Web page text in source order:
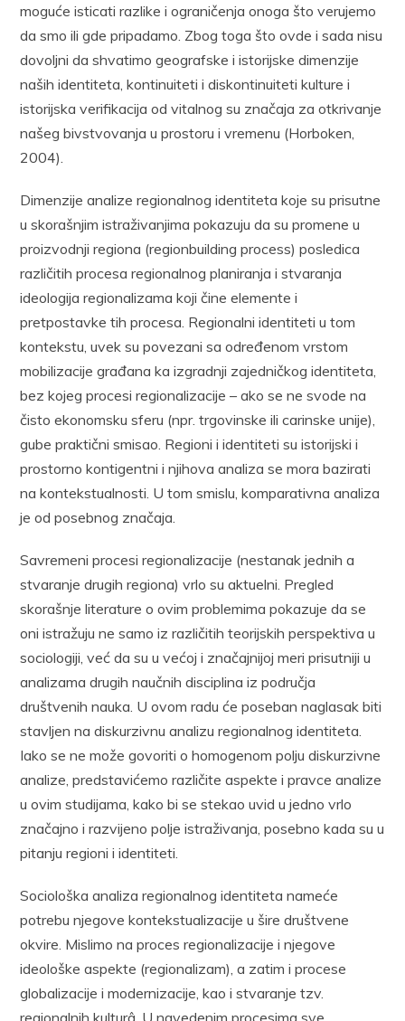
moguće isticati razlike i ograničenja onoga što verujemo
da smo ili gde pripadamo. Zbog toga što ovde i sada nisu
dovoljni da shvatimo geografske i istorijske dimenzije
naših identiteta, kontinuiteti i diskontinuiteti kulture i
istorijska verifikacija od vitalnog su značaja za otkrivanje
našeg bivstvovanja u prostoru i vremenu (Horboken,
2004).
Dimenzije analize regionalnog identiteta koje su prisutne
u skorašnjim istraživanjima pokazuju da su promene u
proizvodnji regiona (regionbuilding process) posledica
različitih procesa regionalnog planiranja i stvaranja
ideologija regionalizama koji čine elemente i
pretpostavke tih procesa. Regionalni identiteti u tom
kontekstu, uvek su povezani sa određenom vrstom
mobilizacije građana ka izgradnji zajedničkog identiteta,
bez kojeg procesi regionalizacije – ako se ne svode na
čisto ekonomsku sferu (npr. trgovinske ili carinske unije),
gube praktični smisao. Regioni i identiteti su istorijski i
prostorno kontigentni i njihova analiza se mora bazirati
na kontekstualnosti. U tom smislu, komparativna analiza
je od posebnog značaja.
Savremeni procesi regionalizacije (nestanak jednih a
stvaranje drugih regiona) vrlo su aktuelni. Pregled
skorašnje literature o ovim problemima pokazuje da se
oni istražuju ne samo iz različitih teorijskih perspektiva u
sociologiji, već da su u većoj i značajnijoj meri prisutniji u
analizama drugih naučnih disciplina iz područja
društvenih nauka. U ovom radu će poseban naglasak biti
stavljen na diskurzivnu analizu regionalnog identiteta.
Iako se ne može govoriti o homogenom polju diskurzivne
analize, predstavićemo različite aspekte i pravce analize
u ovim studijama, kako bi se stekao uvid u jedno vrlo
značajno i razvijeno polje istraživanja, posebno kada su u
pitanju regioni i identiteti.
Sociološka analiza regionalnog identiteta nameće
potrebu njegove kontekstualizacije u šire društvene
okvire. Mislimo na proces regionalizacije i njegove
ideološke aspekte (regionalizam), a zatim i procese
globalizacije i modernizacije, kao i stvaranje tzv.
regionalnih kulturâ. U navedenim procesima sve